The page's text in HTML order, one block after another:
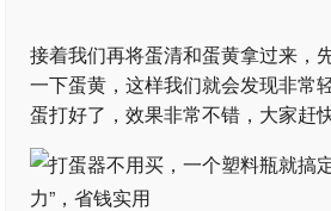
接着我们再将蛋清和蛋黄拿过来，
一下蛋黄，这样我们就会发现非常
蛋打好了，效果非常不错，大家赶